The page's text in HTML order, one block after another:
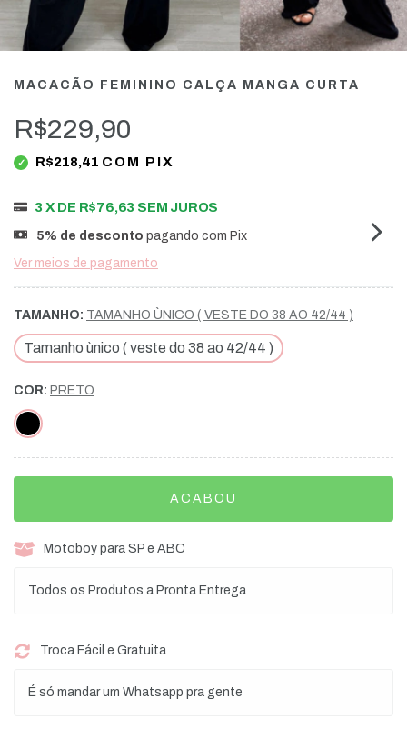
MACACÃO FEMININO CALÇA MANGA CURTA
R$229,90
R$218,41 COM PIX
3 X DE R$76,63 SEM JUROS
5% de desconto pagando com Pix
Ver meios de pagamento
TAMANHO: TAMANHO ÙNICO ( VESTE DO 38 AO 42/44 )
Tamanho ùnico ( veste do 38 ao 42/44 )
COR: PRETO
Motoboy para SP e ABC
Todos os Produtos a Pronta Entrega
Troca Fácil e Gratuita
É só mandar um Whatsapp pra gente